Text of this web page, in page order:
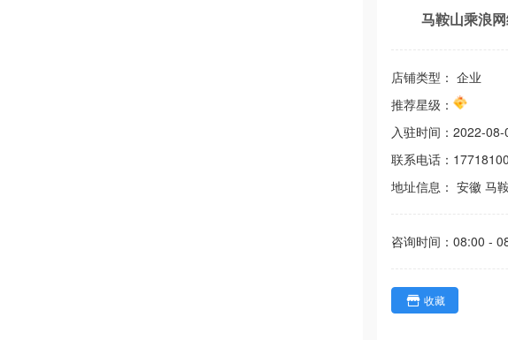
马鞍山乘浪
店铺类型： 企业
推荐星级：
入驻时间： 2022-08-
联系电话：
地址信息： 安徽 马
咨询时间： 08:00 -
收藏